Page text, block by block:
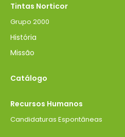
Tintas Norticor
Grupo 2000
História
Missão
Catálogo
Recursos Humanos
Candidaturas Espontâneas